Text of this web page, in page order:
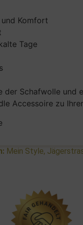
Komfort
Tage
der Schafwolle
Accessoire zu
Mein Style,